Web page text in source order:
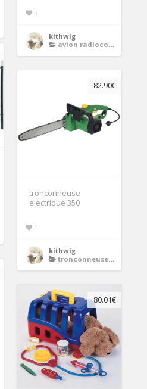
3
kithwig
avion radiocommande
82.90€
tronconneuse
electrique 350
1
kithwig
tronconneuse electrique
80.01€